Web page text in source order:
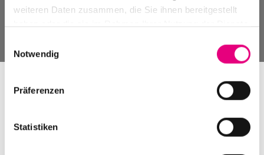
weiteren Daten zusammen, die Sie ihnen bereitgestellt
Notwendig
Präferenzen
Statistiken
Past events, festivals, and venues